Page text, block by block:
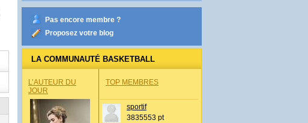
Pas encore membre ?
Proposez votre blog
LA COMMUNAUTÉ BASKETBALL
L’AUTEUR DU
JOUR
TOP MEMBRES
sportif
3835553 pt